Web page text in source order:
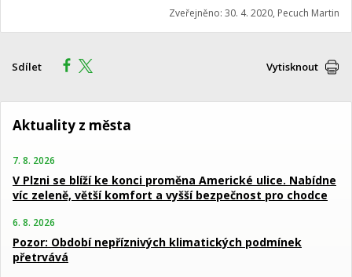
Zveřejněno: 30. 4. 2020, Pecuch Martin
Sdílet Vytisknout
Aktuality z města
7. 8. 2026
V Plzni se blíží ke konci proměna Americké ulice. Nabídne
víc zeleně, větší komfort a vyšší bezpečnost pro chodce
6. 8. 2026
Pozor: Období nepříznivých klimatických podmínek
přetrvává